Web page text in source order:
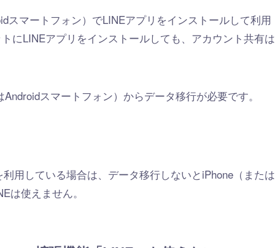
スマートフォン）でLINEアプリをインストールして利用
にLINEアプリをインストールしても、アカウント共有は
スマートフォン）からデータ移行が必要です。
用している場合は、データ移行しないとiPhone（または
は使えません。